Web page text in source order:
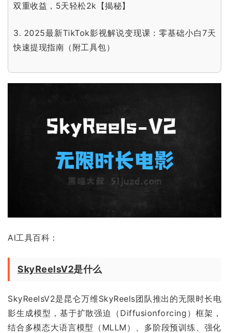
双重收益，5天轻松2k【揭秘】
3. 2025最新TikTok影视解说变现课：零基础小白7天
快速提现指南（附工具包）
AI工具百科：
SkyReelsV2是什么
SkyReelsV2是昆仑万维SkyReels团队推出的无限时长电
影生成模型，基于扩散强迫（Diffusionforcing）框架，
结合多模态大语言模型（MLLM）、多阶段预训练、强化